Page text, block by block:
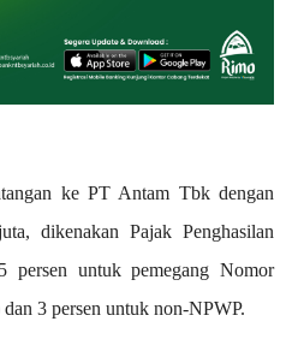
ke PT Antam Tbk dengan
dikenakan Pajak Penghasilan
persen untuk pemegang Nomor
3 persen untuk non-NPWP.